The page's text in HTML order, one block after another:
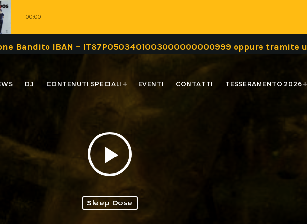
00:00
– IT87P0503401003000000000999 oppure tramite una donazione
DJ CONTENUTI SPECIALI EVENTI CONTATTI TESSERAMENTO 2026
play_arrow
Sleep Dose